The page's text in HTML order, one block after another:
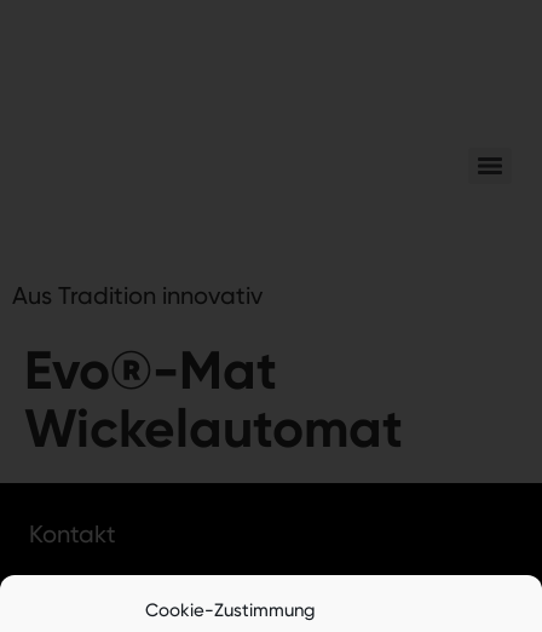
Cookie-Zustimmung
Aus Tradition innovativ
Evo®-Mat
Wickelautomat
Kontakt